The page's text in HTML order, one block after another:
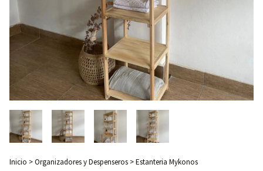
Inicio >Organizadores y Despenseros >Estanteria Mykonos